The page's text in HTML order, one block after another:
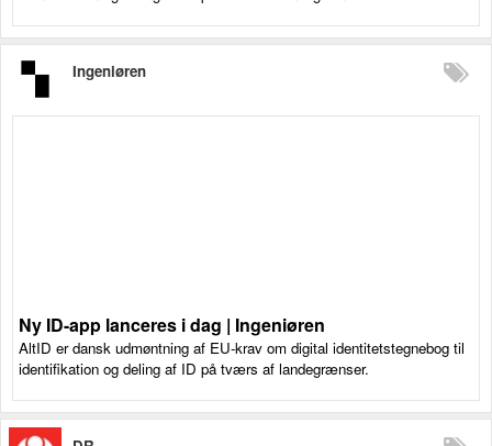
Ingeniøren
Ny ID-app lanceres i dag | Ingeniøren
AltID er dansk udmøntning af EU-krav om digital identitetstegnebog til
identifikation og deling af ID på tværs af landegrænser.